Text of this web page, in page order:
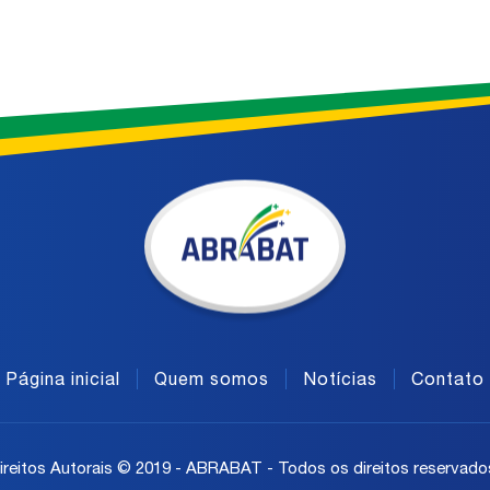
Página inicial Quem somos Notícias Contato
Autorais © 2019 - ABRABAT - Todos os direitos